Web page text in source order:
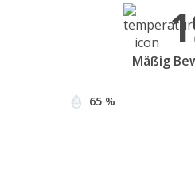
Mäßig
65 %